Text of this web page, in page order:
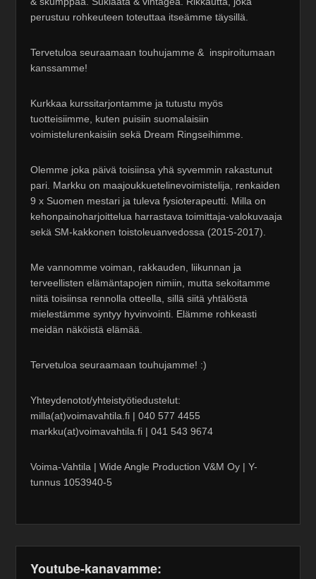
perustuu rohkeuteen toteuttaa itseämme täysillä.
Tervetuloa seuraamaan touhujamme & inspiroitumaan
kanssamme!
Kurkkaa kurssitarjontamme ja tutustu myös
tuotteisiimme, kuten puisiin suomalaisiin
voimistelurenkaisiin sekä Dream Ringseihimme.
Olemme joka päivä toisiinsa yhä syvemmin rakastunut
pari. Markku on maajoukkuetelinevoimistelija, renkaiden
9 x Suomen mestari ja tuleva fysioterapeutti. Milla on
kehonpainoharjoittelua harrastava toimittaja-valokuvaaja
sekä SM-kakkonen toistoleuanvedossa (2015-2017).
Me vannomme voiman, rakkauden, liikunnan ja
terveellisten elämäntapojen nimiin, mutta sekoitamme
niitä toisiinsa rennolla otteella, sillä siitä yhtälöstä
mielestämme syntyy hyvinvointi. Elämme rohkeasti
meidän näköistä elämää.
Tervetuloa seuraamaan touhujamme! :)
Yhteydenotot/yhteistyötiedustelut:
milla(at)voimavahtila.fi | 040 577 4455
markku(at)voimavahtila.fi | 041 543 9674
Voima-Vahtila | Wide Angle Production V&M Oy | Y-
tunnus 1053940-5
Youtube-kanavamme: